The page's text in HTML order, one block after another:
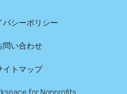
バシーポリシー
問い合わせ
イトマップ